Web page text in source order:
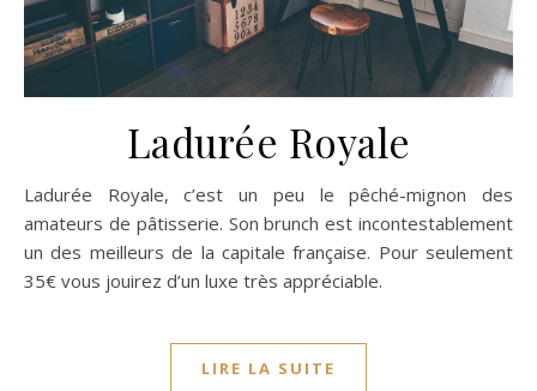
Ladurée Royale
Ladurée Royale, c’est un peu le pêché-mignon des
amateurs de pâtisserie. Son brunch est incontestablement
un des meilleurs de la capitale française. Pour seulement
35€ vous jouirez d’un luxe très appréciable.
LIRE LA SUITE